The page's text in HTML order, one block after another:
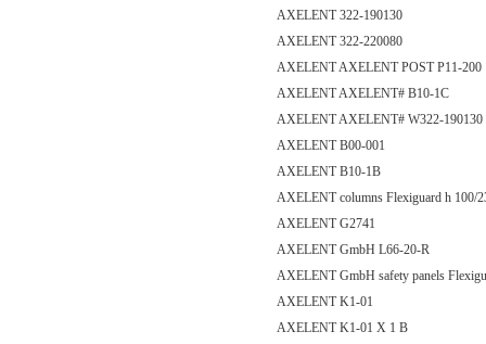
AXELENT 322-190130
AXELENT 322-220080
AXELENT AXELENT POST P11-200
AXELENT AXELENT# B10-1C
AXELENT AXELENT# W322-
AXELENT B00-001
AXELENT B10-1B
AXELENT columns Flexiguard h 100/
AXELENT G2741
AXELENT GmbH L66-20-R
AXELENT GmbH safety panels
AXELENT K1-01
AXELENT K1-01 X 1 B